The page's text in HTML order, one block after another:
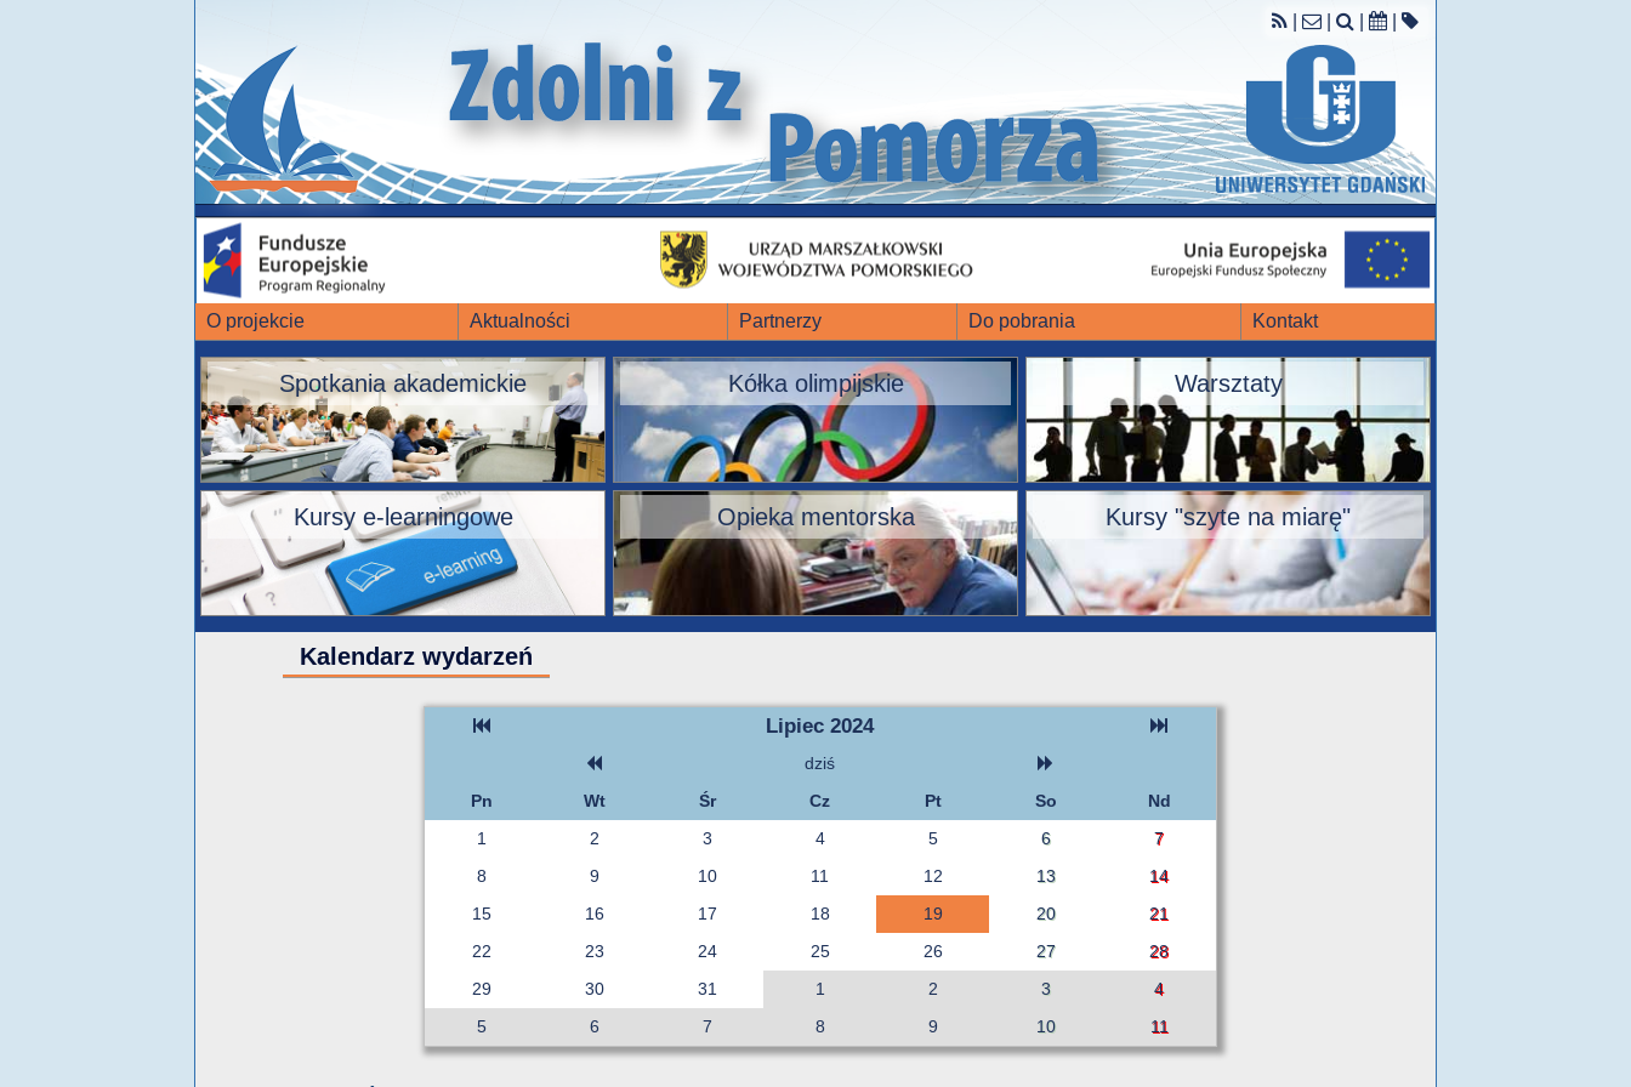
O projekcie Aktualności Partnerzy Do pobrania Kontakt
Spotkania akademickie Kółka olimpijskie Warsztaty
Kursy e-learningowe Opieka mentorska Kursy "szyte na miarę"
Kalendarz wydarzeń
Lipiec 2024
dziś
Pn
Wt Śr Cz Pt So
Nd
1
2 3 4 5 6
7
8
9 10 11 12 13
14
15
16 17 18 19 20
21
22
23 24 25 26 27
28
29
30 31 1 2 3
4
5
6 7 8 9 10 11